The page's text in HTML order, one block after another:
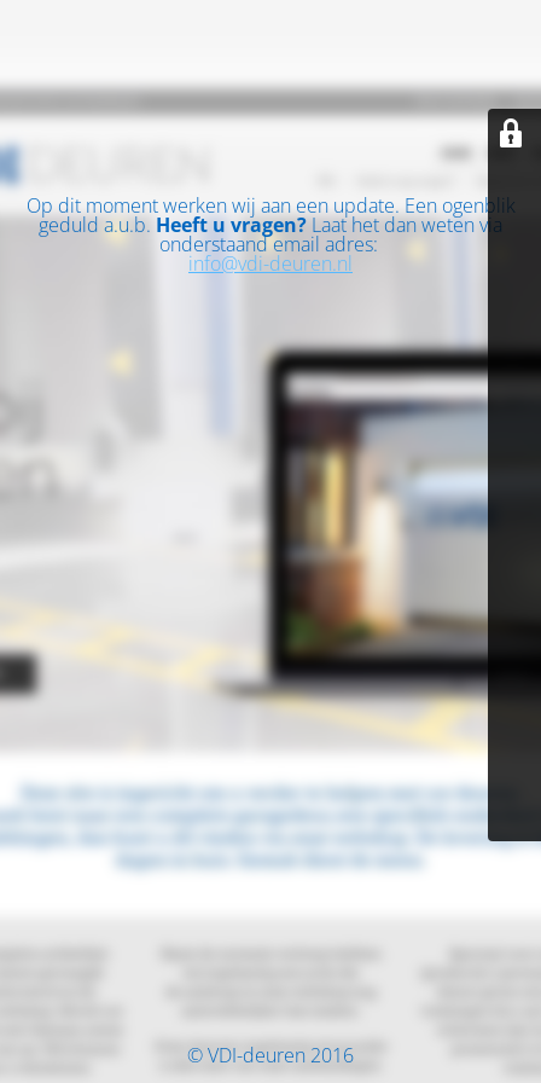
Op dit moment werken wij aan een update. Een ogenblik
geduld a.u.b. Heeft u vragen? Laat het dan weten via
onderstaand email adres:
info@vdi-deuren.nl
© VDI-deuren 2016